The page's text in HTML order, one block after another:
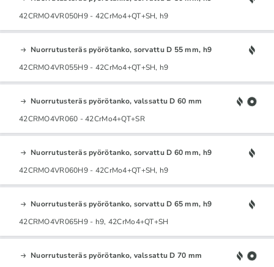
42CRMO4VR050H9 - 42CrMo4+QT+SH, h9
Nuorrutusteräs pyörötanko, sorvattu D 55 mm, h9
42CRMO4VR055H9 - 42CrMo4+QT+SH, h9
Nuorrutusteräs pyörötanko, valssattu D 60 mm
42CRMO4VR060 - 42CrMo4+QT+SR
Nuorrutusteräs pyörötanko, sorvattu D 60 mm, h9
42CRMO4VR060H9 - 42CrMo4+QT+SH, h9
Nuorrutusteräs pyörötanko, sorvattu D 65 mm, h9
42CRMO4VR065H9 - h9, 42CrMo4+QT+SH
Nuorrutusteräs pyörötanko, valssattu D 70 mm